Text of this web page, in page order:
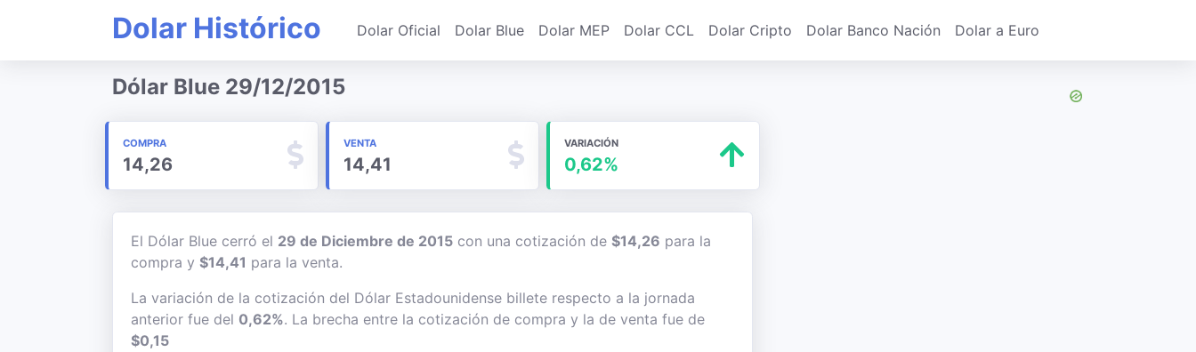
Dolar Histórico Dolar Oficial Dolar Blue Dolar MEP Dolar CCL Dolar Cripto Dolar Banco Nación Dolar a Euro
Dólar Blue 29/12/2015
COMPRA
14,26
VENTA
14,41
VARIACIÓN
0,62%
El Dólar Blue cerró el 29 de Diciembre de 2015 con una cotización de $14,26 para la
compra y $14,41 para la venta.
La variación de la cotización del Dólar Estadounidense billete respecto a la jornada
anterior fue del 0,62%. La brecha entre la cotización de compra y la de venta fue de
$0,15